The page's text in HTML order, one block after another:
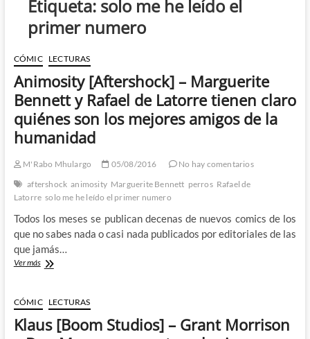
Etiqueta: solo me he leído el
primer numero
CÓMIC LECTURAS
Animosity [Aftershock] – Marguerite
Bennett y Rafael de Latorre tienen claro
quiénes son los mejores amigos de la
humanidad
M'Rabo Mhulargo 05/08/2016
No hay comentarios
aftershock animosity Marguerite Bennett perros Rafael de
Latorre solo me he leído el primer numero
Todos los meses se publican decenas de nuevos comics de los
que no sabes nada o casi nada publicados por editoriales de las
que jamás…
Ver másAnimosity
Marguerite
Bennett
y
Rafael
CÓMIC LECTURAS
Klaus [Boom Studios] – Grant Morrison